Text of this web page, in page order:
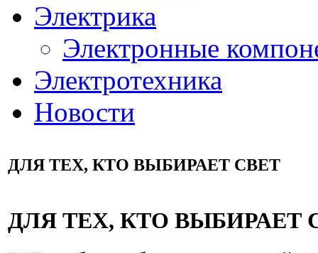
Электрика
Электронные
Электротехника
Новости
ДЛЯ ТЕХ, КТО ВЫБИРАЕТ СВЕТ
ДЛЯ ТЕХ, КТО ВЫБИРАЕТ